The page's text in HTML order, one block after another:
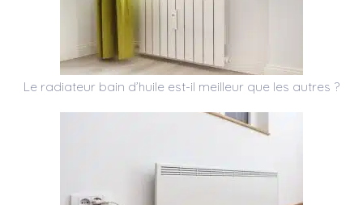
Le radiateur bain d’huile est-il meilleur que les autres ?